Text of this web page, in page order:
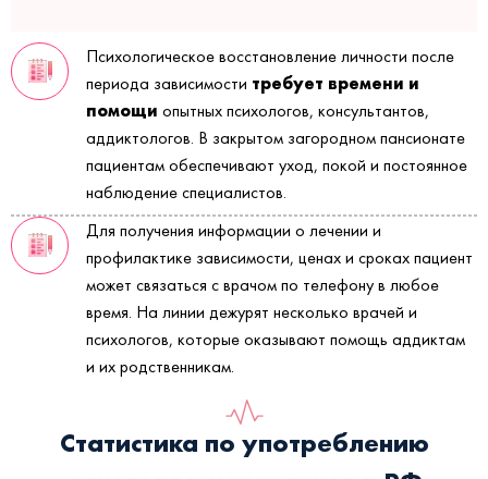
Психологическое восстановление личности после
периода зависимости требует времени и
помощи опытных психологов, консультантов,
аддиктологов. В закрытом загородном пансионате
пациентам обеспечивают уход, покой и постоянное
наблюдение специалистов.
Для получения информации о лечении и
профилактике зависимости, ценах и сроках пациент
может связаться с врачом по телефону в любое
время. На линии дежурят несколько врачей и
психологов, которые оказывают помощь аддиктам
и их родственникам.
Статистика по употреблению